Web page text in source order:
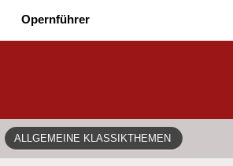
Opernführer
ALLGEMEINE KLASSIKTHEMEN